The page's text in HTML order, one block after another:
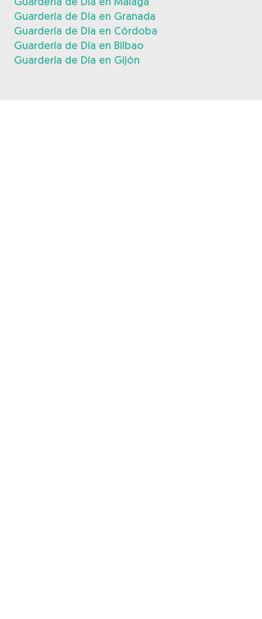
Guardería de Día en Granada
Guardería de Día en Córdoba
Guardería de Día en Bilbao
Guardería de Día en Gijón